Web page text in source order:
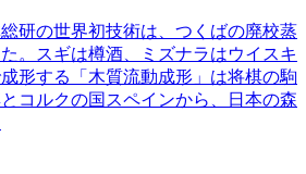
研の世界初技術は、つくばの廃校蒸
。スギは樽酒、ミズナラはウイスキ
形する「木質流動成形」は将棋の駒
コルクの国スペインから、日本の森